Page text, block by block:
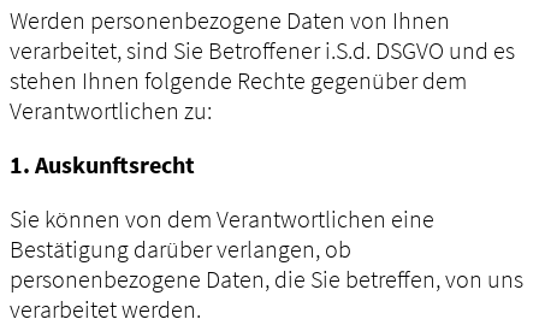
Werden personenbezogene Daten von Ihnen
verarbeitet, sind Sie Betroffener i.S.d. DSGVO und es
stehen Ihnen folgende Rechte gegenüber dem
Verantwortlichen zu:
1. Auskunftsrecht
Sie können von dem Verantwortlichen eine
Bestätigung darüber verlangen, ob
personenbezogene Daten, die Sie betreffen, von uns
verarbeitet werden.